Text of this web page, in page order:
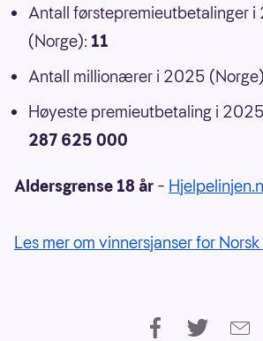
Antall førstepremieutbetalinger
(Norge): 11
Antall millionærer i 2025
Høyeste premieutbetaling i
287 625 000
Aldersgrense 18 år –
Les mer om vinnersjanser for